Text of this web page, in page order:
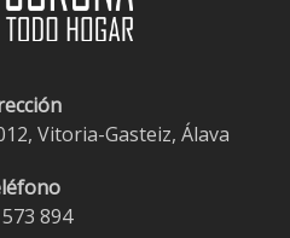
Vitoria-Gasteiz, Álava
894